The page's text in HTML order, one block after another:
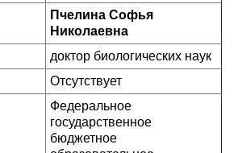
Пчелина Софья
Николаевна
доктор биологических наук
Отсутствует
Федеральное
государственное
бюджетное